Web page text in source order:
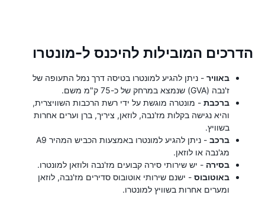
הדרכים המובילות להיכנס ל-מונטרו
באוויר - ניתן להגיע למונטרו בטיסה דרך נמל התעופה של
ז'נבה (GVA) שנמצא במרחק של כ-75 ק"מ משם.
ברכבת - מונטרה מוגשת על ידי רשת הרכבות השוויצרית,
והיא נגישה בקלות מז'נבה, לוזאן, ציריך, ברן וערים אחרות
בשוויץ.
ברכב
- ניתן להגיע למונטרו באמצעות הכביש המהיר A9
מג'נבה או לוזאן.
בסירה - יש שירותי סירה קבועים מז'נבה ולוזאן למונטרו.
באוטובוס - ישנם שירותי אוטובוס סדירים מז'נבה, לוזאן
ומערים אחרות בשוויץ למונטרו.